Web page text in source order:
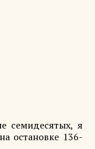
семидесятых, я
остановке 136-